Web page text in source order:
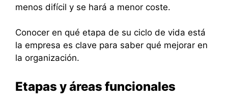
menos difícil y se hará a menor coste.
Conocer en qué etapa de su ciclo de vida está
la empresa es clave para saber qué mejorar en
la organización.
Etapas y áreas funcionales